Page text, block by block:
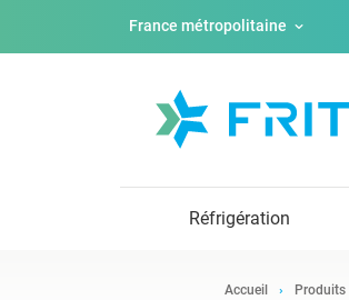
France métropolitaine
Réfrigération
Accueil Produits